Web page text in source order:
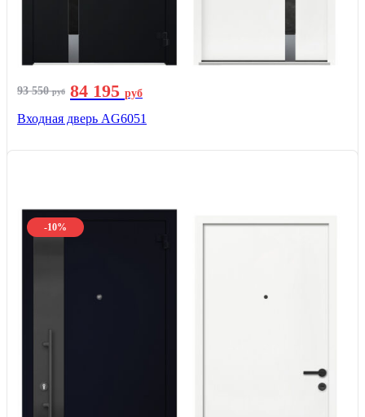
93 550руб 84 195 руб
Входная дверь AG6051
-10%